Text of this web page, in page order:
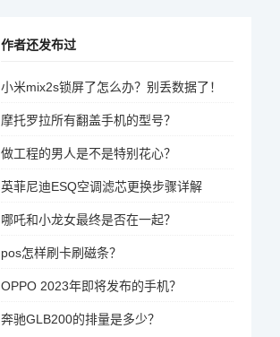
作者还发布过
小米mix2s锁屏了怎么办？别丢数据了！
摩托罗拉所有翻盖手机的型号？
做工程的男人是不是特别花心？
英菲尼迪ESQ空调滤芯更换步骤详解
哪吒和小龙女最终是否在一起？
pos怎样刷卡刷磁条？
OPPO 2023年即将发布的手机？
奔驰GLB200的排量是多少？